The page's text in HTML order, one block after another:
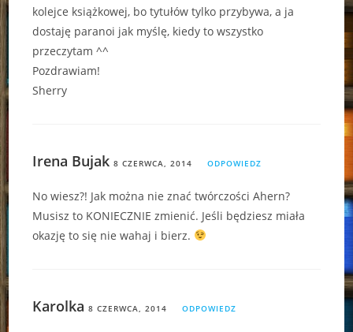
kolejce książkowej, bo tytułów tylko przybywa, a ja
dostaję paranoi jak myślę, kiedy to wszystko
przeczytam ^^
Pozdrawiam!
Sherry
Irena Bujak 8 CZERWCA, 2014 ODPOWIEDZ
No wiesz?! Jak można nie znać twórczości Ahern?
Musisz to KONIECZNIE zmienić. Jeśli będziesz miała
okazję to się nie wahaj i bierz.
Karolka 8 CZERWCA, 2014 ODPOWIEDZ